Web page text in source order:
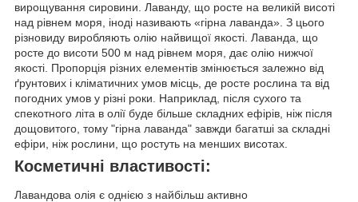
вирощування сировини. Лаванду, що росте на великій висоті
над рівнем моря, іноді називають «гірна лаванда». З цього
різновиду виробляють олію найвищої якості. Лаванда, що
росте до висоти 500 м над рівнем моря, дає олію нижчої
якості. Пропорція різних елементів змінюється залежно від
ґрунтових і кліматичних умов місць, де росте рослина та від
погодних умов у різні роки. Наприклад, після сухого та
спекотного літа в олії буде більше складних ефірів, ніж після
дощовитого, тому "гірна лаванда" завжди багатші за складні
ефіри, ніж рослини, що ростуть на менших висотах.
Косметичні властивості:
Лавандова олія є однією з найбільш активно